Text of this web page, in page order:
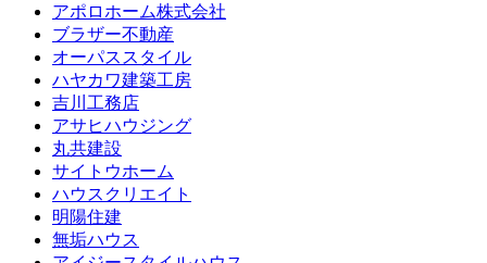
アポロホーム株式会社
ブラザー不動産
オーパススタイル
ハヤカワ建築工房
吉川工務店
アサヒハウジング
丸共建設
サイトウホーム
ハウスクリエイト
明陽住建
無垢ハウス